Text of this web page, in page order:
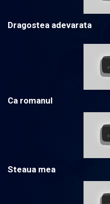
Dragostea adevarata
Ca romanul
Steaua mea